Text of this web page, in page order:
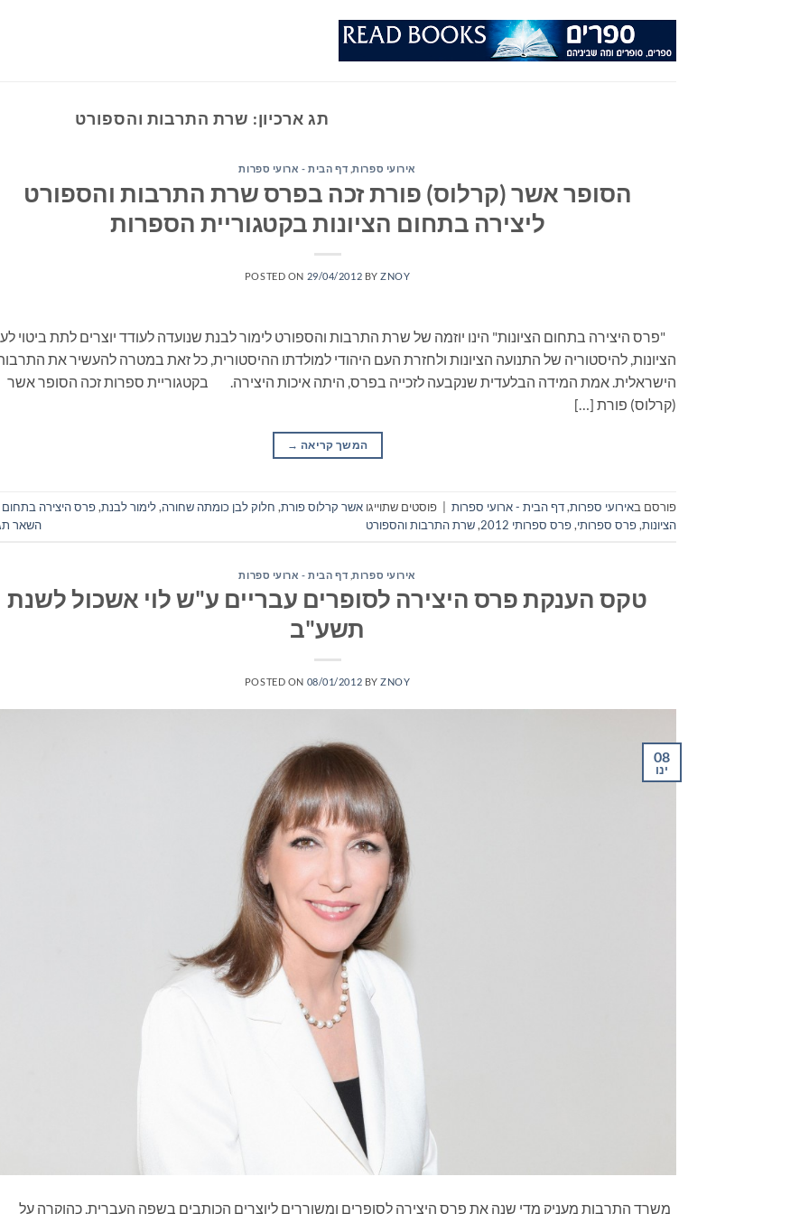
תג ארכיון: שרת התרבות והספורט
אירועי ספרות, דף הבית - ארועי ספרות
הסופר אשר (קרלוס) פורת זכה בפרס שרת התרבות והספורט
ליצירה בתחום הציונות בקטגוריית הספרות
POSTED ON 29/04/2012 BYZNOY
"פרס היצירה בתחום הציונות" הינו יוזמה של שרת התרבות והספורט לימור לבנת שנועדה לעודד יוצרים לתת ביטוי
הציונות, להיסטוריה של התנועה הציונות ולחזרת העם היהודי למולדתו ההיסטורית, כל זאת במטרה להעשיר את
הישראלית. אמת המידה הבלעדית שנקבעה לזכייה בפרס, היתה איכות היצירה. בקטגוריית ספרות זכה הסופר אשר
(קרלוס) פורת […]
המשך קריאה →
פורסם באירועי ספרות,דף הבית - ארועי ספרות פוסטים שתוייגו אשר קרלוס פורת, חלוק לבן כומתה שחורה,לימור לבנת,פרס היצירה בתחום
הציונות,פרס ספרותי,פרס ספרותי 2012 ,שרת התרבות והספורט השאר
אירועי ספרות, דף הבית - ארועי ספרות
טקס הענקת פרס היצירה לסופרים עבריים ע"ש לוי אשכול לשנת
תשע"ב
POSTED ON 08/01/2012 BYZNOY
08
ינו
משרד התרבות מעניק מדי שנה את פרס היצירה לסופרים ומשוררים ליוצרים הכותבים בשפה העברית, כהוקרה על